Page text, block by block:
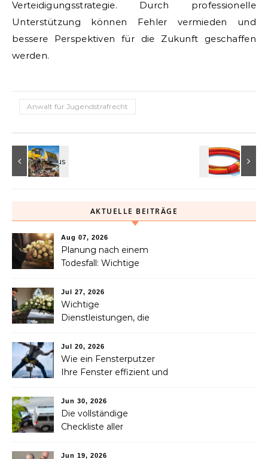
Verteidigungsstrategie. Durch professionelle
Unterstützung können Fehler vermieden und
bessere Perspektiven für die Zukunft geschaffen
werden.
Anwalt für Jugendstrafrecht
AKTUELLE BEITRÄGE
Aug 07, 2026
Planung nach einem
Todesfall: Wichtige
Familie in Betracht ziehen
sollte
Jul 27, 2026
Wichtige
Dienstleistungen, die
Verlust eines geliebten
Menschen helfen können
Jul 20, 2026
Wie ein Fensterputzer
Ihre Fenster effizient und
Jun 30, 2026
Die vollständige
Checkliste aller
nach einem Unfall
Jun 19, 2026